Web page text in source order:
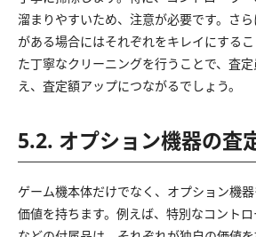
溜まりやすいため、注意が必要です。さ
がある場合にはそれぞれをキレイにする
た丁寧なクリーニングを行うことで、査
え、査定額アップにつながるでしょう。
5.2. オプション機器の査
ゲーム機本体だけでなく、オプション機
価値を持ちます。例えば、特別なコント